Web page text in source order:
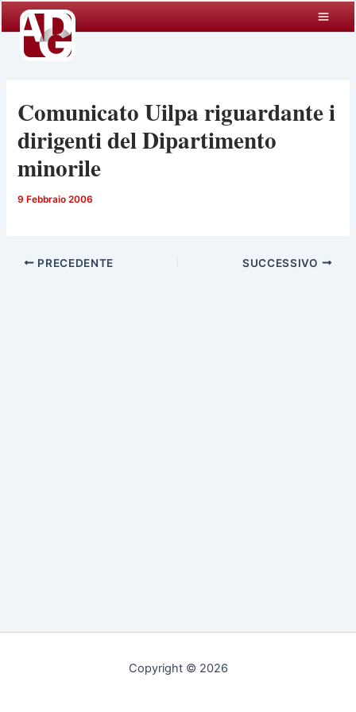
contenuto
Comunicato Uilpa riguardante i
dirigenti del Dipartimento
minorile
9 Febbraio 2006
PRECEDENTE SUCCESSIVO
Copyright © 2026